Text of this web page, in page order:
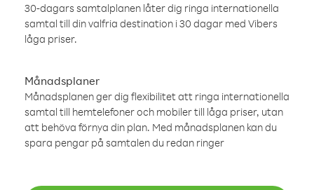
30-dagars samtalplanen låter dig ringa internationella
samtal till din valfria destination i 30 dagar med Vibers
låga priser.
Månadsplaner
Månadsplanen ger dig flexibilitet att ringa internationella
samtal till hemtelefoner och mobiler till låga priser, utan
att behöva förnya din plan. Med månadsplanen kan du
spara pengar på samtalen du redan ringer